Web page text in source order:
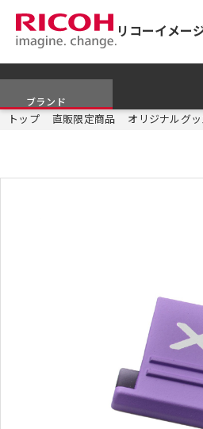
リコーイメー
ブランド
トップ 直販限定商品 オリジナルグッ